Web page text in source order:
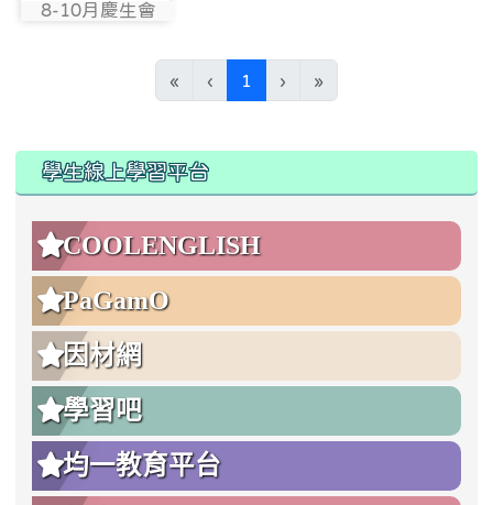
8-10月慶生會
photo:2817
« ‹ 1 (current)
› »
學生線上學習平台
COOLENGLISH
PaGamO
因材網
學習吧
均一教育平台